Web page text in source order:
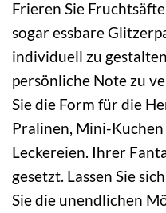
Frieren Sie
sogar essbare
individuell zu
persönliche Note zu
Sie die Form für die
Pralinen, Mini-
Leckereien. Ihrer
gesetzt. Lassen Sie
Sie die unendlichen